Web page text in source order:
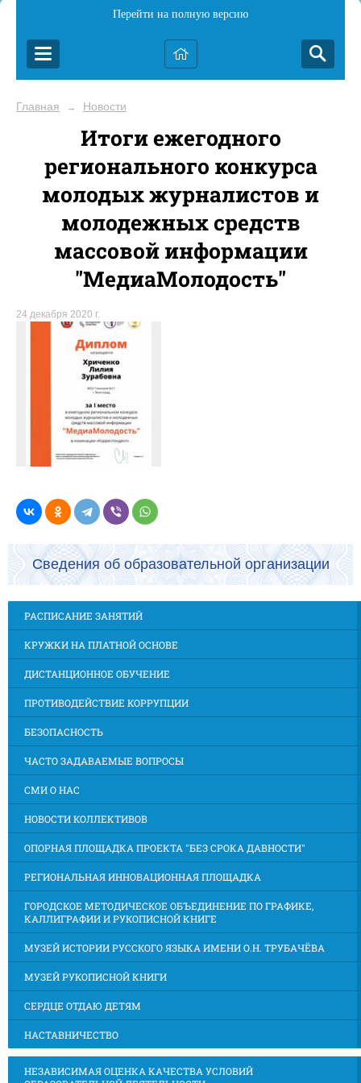
Перейти на полную версию
Главная → Новости
Итоги ежегодного
регионального конкурса
молодых журналистов и
молодежных средств
массовой информации
"МедиаМолодость"
24 декабря 2020 г.
Сведения об образовательной организации
РАСПИСАНИЕ ЗАНЯТИЙ
КРУЖКИ НА ПЛАТНОЙ ОСНОВЕ
ДИСТАНЦИОННОЕ ОБУЧЕНИЕ
ПРОТИВОДЕЙСТВИЕ КОРРУПЦИИ
БЕЗОПАСНОСТЬ
ЧАСТО ЗАДАВАЕМЫЕ ВОПРОСЫ
СМИ О НАС
НОВОСТИ КОЛЛЕКТИВОВ
ОПОРНАЯ ПЛОЩАДКА ПРОЕКТА "БЕЗ СРОКА ДАВНОСТИ"
РЕГИОНАЛЬНАЯ ИННОВАЦИОННАЯ ПЛОЩАДКА
ГОРОДСКОЕ МЕТОДИЧЕСКОЕ ОБЪЕДИНЕНИЕ ПО ГРАФИКЕ,
КАЛЛИГРАФИИ И РУКОПИСНОЙ КНИГЕ
МУЗЕЙ ИСТОРИИ РУССКОГО ЯЗЫКА ИМЕНИ О.Н. ТРУБАЧЁВА
МУЗЕЙ РУКОПИСНОЙ КНИГИ
СЕРДЦЕ ОТДАЮ ДЕТЯМ
НАСТАВНИЧЕСТВО
НЕЗАВИСИМАЯ ОЦЕНКА КАЧЕСТВА УСЛОВИЙ